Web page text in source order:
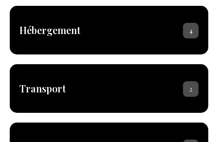
Hébergement 4
Transport 2